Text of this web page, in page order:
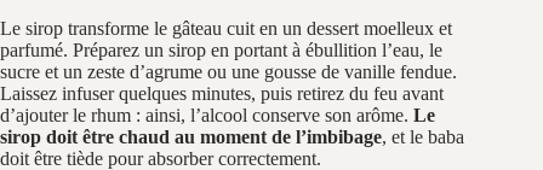
Le sirop transforme le gâteau cuit en un dessert moelleux et
parfumé. Préparez un sirop en portant à ébullition l’eau, le
sucre et un zeste d’agrume ou une gousse de vanille fendue.
Laissez infuser quelques minutes, puis retirez du feu avant
d’ajouter le rhum : ainsi, l’alcool conserve son arôme. Le
sirop doit être chaud au moment de l’imbibage, et le baba
doit être tiède pour absorber correctement.